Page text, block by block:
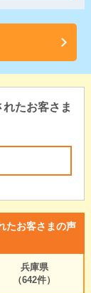
たお客さま
たお客さまの声
兵庫県
（642件）